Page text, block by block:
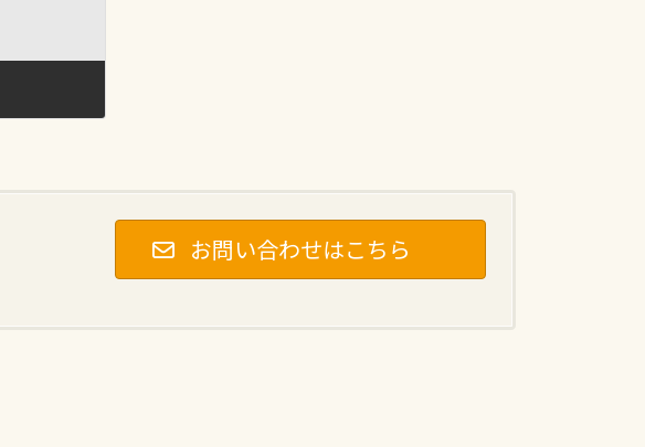
お問い合わせはこちら